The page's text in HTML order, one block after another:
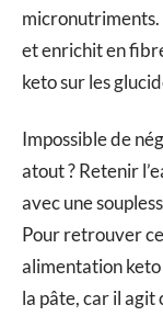
micronutriments.
et enrichit en
keto sur les
Impossible de
atout ? Retenir
avec une
Pour retrouver
alimentation
la pâte, car il